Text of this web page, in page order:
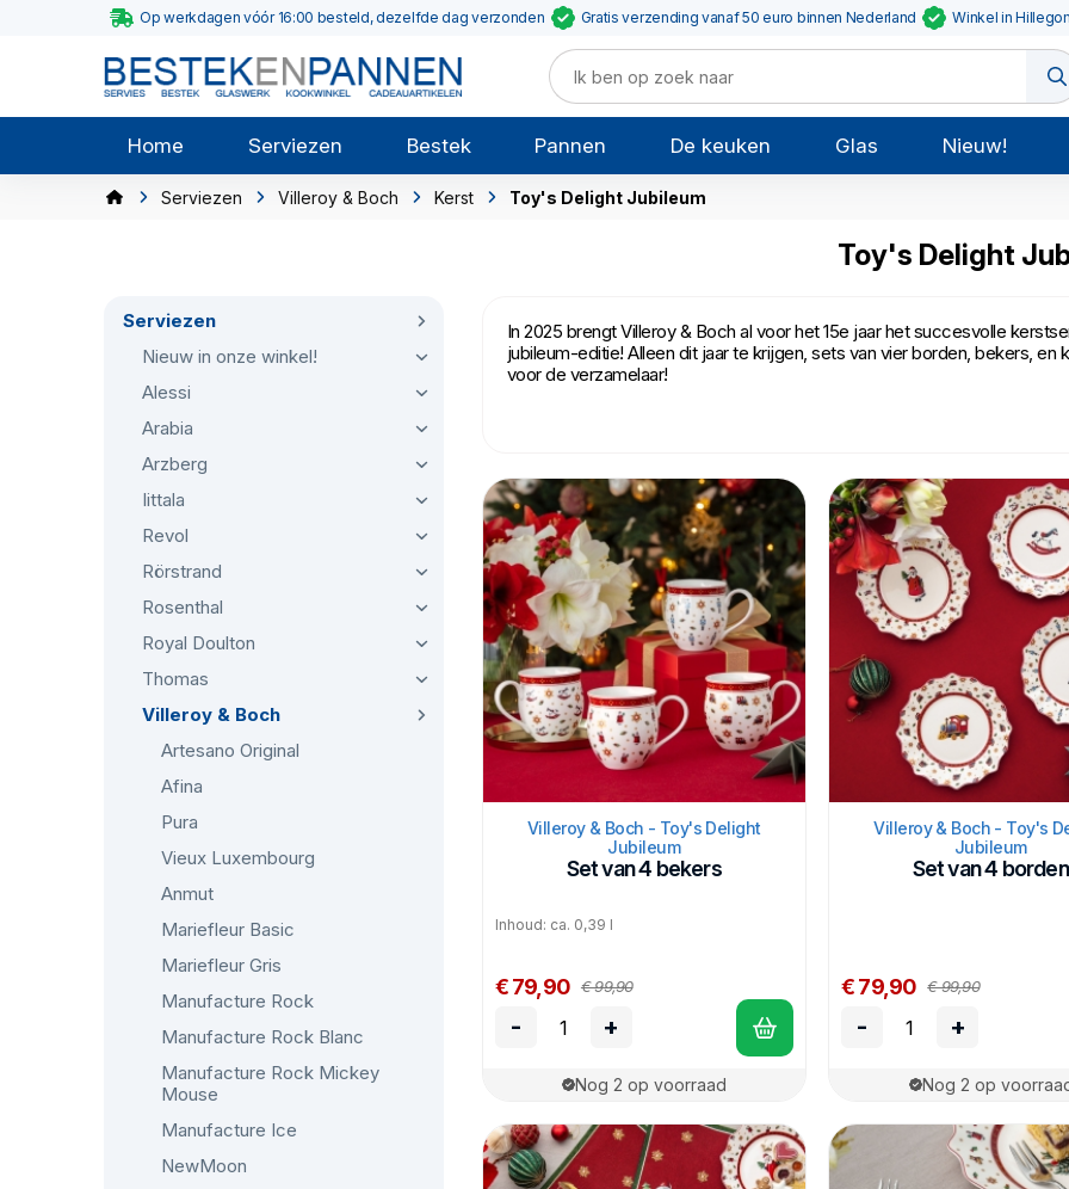
Op werkdagen vóór 16:00 besteld, dezelfde dag verzonden Gratis verzending vanaf 50 euro binnen Nederland Winkel in
Home Serviezen Bestek Pannen De keuken Glas Nieuw!
Serviezen Villeroy & Boch Kerst Toy's Delight Jubileum
Serviezen
Nieuw in onze winkel!
Alessi
Arabia
Arzberg
Iittala
Revol
Rörstrand
Rosenthal
Royal Doulton
Thomas
Villeroy & Boch
Artesano Original
Afina
Pura
Vieux Luxembourg
Anmut
Mariefleur Basic
Mariefleur Gris
Manufacture Rock
Manufacture Rock Blanc
Manufacture Rock Mickey
Mouse
Manufacture Ice
NewMoon
Toy's Delight
In 2025 brengt Villeroy & Boch al voor het 15e jaar het succesvolle
jubileum-editie! Alleen dit jaar te krijgen, sets van vier borden, bekers,
voor de verzamelaar!
Villeroy & Boch - Toy's Delight
Jubileum
Set van 4 bekers
Inhoud: ca. 0,39 l
€ 79,90 € 99,90
- +
Nog 2 op voorraad
Villeroy & Boch - Toy's
Jubileum
Set van 4 borden
€ 79,90 € 99,90
- +
Nog 2 op